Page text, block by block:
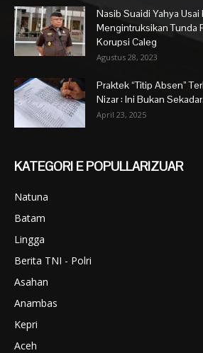
Nasib Suaidi Yahya
Mengintruksikan Tunda
Korupsi Caleg
Agustus 28, 2023
Praktek “Titip Absen”
Nizar : Ini Bukan
April 23, 2025
KATEGORI E POPULLARIZUAR
Natuna
Batam
Lingga
Berita TNI - Polri
Asahan
Anambas
Kepri
Aceh